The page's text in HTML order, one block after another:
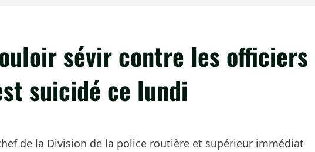
sévir contre les officiers
suicidé ce lundi
de la Division de la police routière et supérieur immédiat